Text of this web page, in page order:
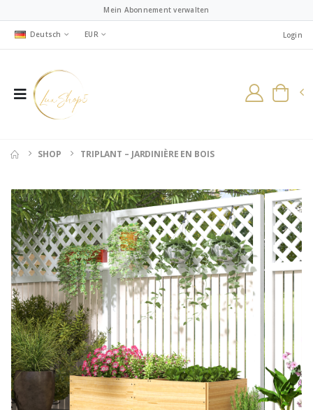
Mein Abonnement verwalten
Deutsch EUR Login
SHOP TRIPLANT – JARDINIÈRE EN BOIS